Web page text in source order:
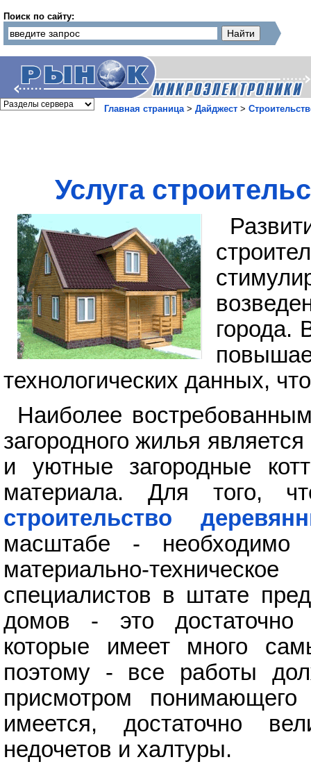
Поиск по сайту:
Главная страница> Дайджест >
Услуга
города.
технологических данных,
Наиболее
загородного жилья
и уютные загородные
материала. Для того,
строительство
масштабе - необходимо
материально-
специалистов в штате
домов - это достаточно
которые имеет много
поэтому - все работы
присмотром
имеется, достаточно
недочетов и халтуры.